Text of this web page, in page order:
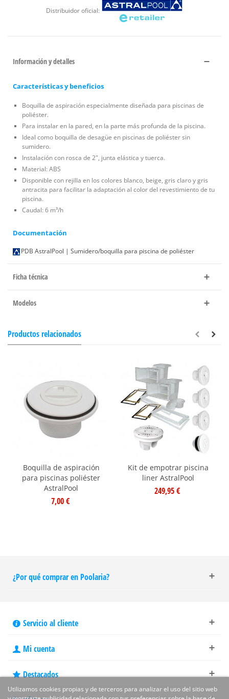
Distribuidor oficial:
Información y detalles
Características y beneficios
Boquilla de aspiración especialmente diseñada para piscinas de
poliéster.
Para instalar en la pared, en la parte más profunda de la piscina.
Ideal como boquilla de desagüe en piscinas de poliéster sin
sumidero.
Instalación con rosca de 2", junta elástica y tuerca.
Material: ABS
Disponible con rejilla en los colores blanco, beige, gris claro y gris
antracita para facilitar la adaptación al color del revestimiento de tu
piscina.
Caudal: 6 m³/h
Documentación
PDB AstralPool | Sumidero/boquilla para piscina de poliéster
Ficha técnica
Modelos
Productos relacionados
Boquilla de aspiración
para piscinas poliéster
AstralPool
7,00 €
Kit de empotrar piscina
liner AstralPool
249,95 €
¿Por qué comprar en Poolaria?
Servicio al cliente
Mi cuenta
Destacados
Utilizamos cookies propias y de terceros para analizar el uso del sitio web